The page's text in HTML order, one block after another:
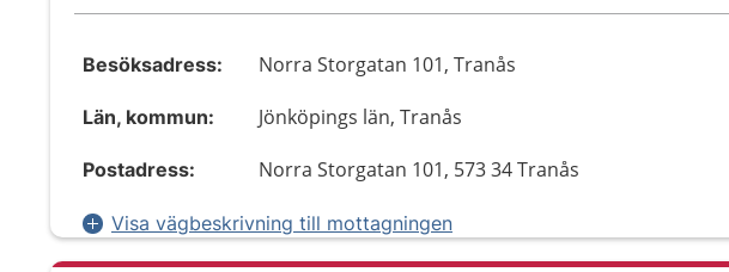
Besöksadress: Norra Storgatan 101, Tranås
Län, kommun: Jönköpings län, Tranås
Postadress: Norra Storgatan 101, 573 34 Tranås
Visa vägbeskrivning till mottagningen